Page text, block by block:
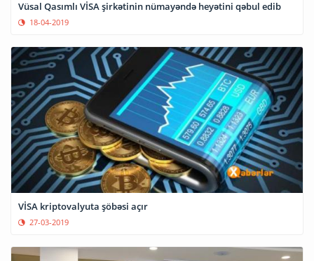
Vüsal Qasımlı VİSA şirkətinin nümayəndə heyətini qəbul edib
18-04-2019
VİSA kriptovalyuta şöbəsi açır
27-03-2019